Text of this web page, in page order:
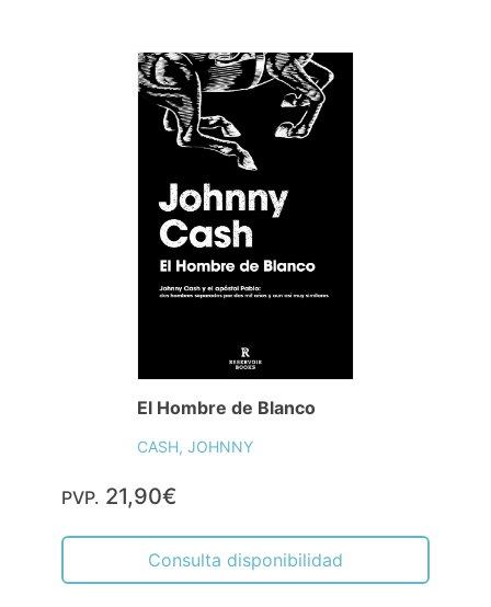
El Hombre de Blanco
CASH, JOHNNY
PVP. 21,90€
Consulta disponibilidad